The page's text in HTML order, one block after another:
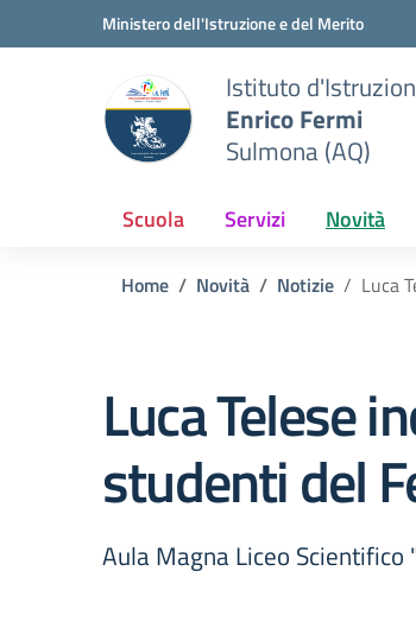
Vai ai contenuti
Vai al menu di navigazioneMinistero dell'Istruzione e del Merito
Istituto
Enrico Fermi
Sulmona (AQ)
Scuola Servizi Novità
Home Novità Notizie Luca
Luca Telese
studenti del
Aula Magna Liceo Scientifico